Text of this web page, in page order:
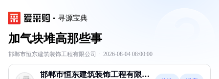
寻源宝典
加气块堆高那些事
邯郸市恒东建筑装饰工程有限公司 · 2026-08-04 08:00:00
邯郸市恒东建筑装饰工程有限公